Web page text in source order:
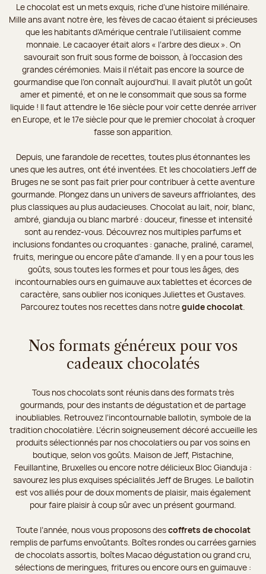
Le chocolat est un mets exquis, riche d’une histoire millénaire.
Mille ans avant notre ère, les fèves de cacao étaient si précieuses
que les habitants d’Amérique centrale l’utilisaient comme
monnaie. Le cacaoyer était alors « l’arbre des dieux ». On
savourait son fruit sous forme de boisson, à l’occasion des
grandes cérémonies. Mais il n’était pas encore la source de
gourmandise que l’on connaît aujourd’hui. Il avait plutôt un goût
amer et pimenté, et on ne le consommait que sous sa forme
liquide ! Il faut attendre le 16e siècle pour voir cette denrée arriver
en Europe, et le 17e siècle pour que le premier chocolat à croquer
fasse son apparition.
Depuis, une farandole de recettes, toutes plus étonnantes les
unes que les autres, ont été inventées. Et les chocolatiers Jeff de
Bruges ne se sont pas fait prier pour contribuer à cette aventure
gourmande. Plongez dans un univers de saveurs affriolantes, des
plus classiques au plus audacieuses. Chocolat au lait, noir, blanc,
ambré, gianduja ou blanc marbré : douceur, finesse et intensité
sont au rendez-vous. Découvrez nos multiples parfums et
inclusions fondantes ou croquantes : ganache, praliné, caramel,
fruits, meringue ou encore pâte d’amande. Il y en a pour tous les
goûts, sous toutes les formes et pour tous les âges, des
incontournables ours en guimauve aux tablettes et écorces de
caractère, sans oublier nos iconiques Juliettes et Gustaves.
Parcourez toutes nos recettes dans notreguide chocolat
Nos formats généreux pour vos
cadeaux chocolatés
Tous nos chocolats sont réunis dans des formats très
gourmands, pour des instants de dégustation et de partage
inoubliables. Retrouvez l’incontournable ballotin, symbole de la
tradition chocolatière. L’écrin soigneusement décoré accueille les
produits sélectionnés par nos chocolatiers ou par vos soins en
boutique, selon vos goûts. Maison de Jeff, Pistachine,
Feuillantine, Bruxelles ou encore notre délicieux Bloc Gianduja :
savourez les plus exquises spécialités Jeff de Bruges. Le ballotin
est vos alliés pour de doux moments de plaisir, mais également
pour faire plaisir à coup sûr avec un présent gourmand.
Toute l’année, nous vous proposons descoffrets de chocolat
remplis de parfums envoûtants. Boîtes rondes ou carrées garnies
de chocolats assortis, boîtes Macao dégustation ou grand cru,
sélections de meringues, fritures ou encore ours en guimauve :